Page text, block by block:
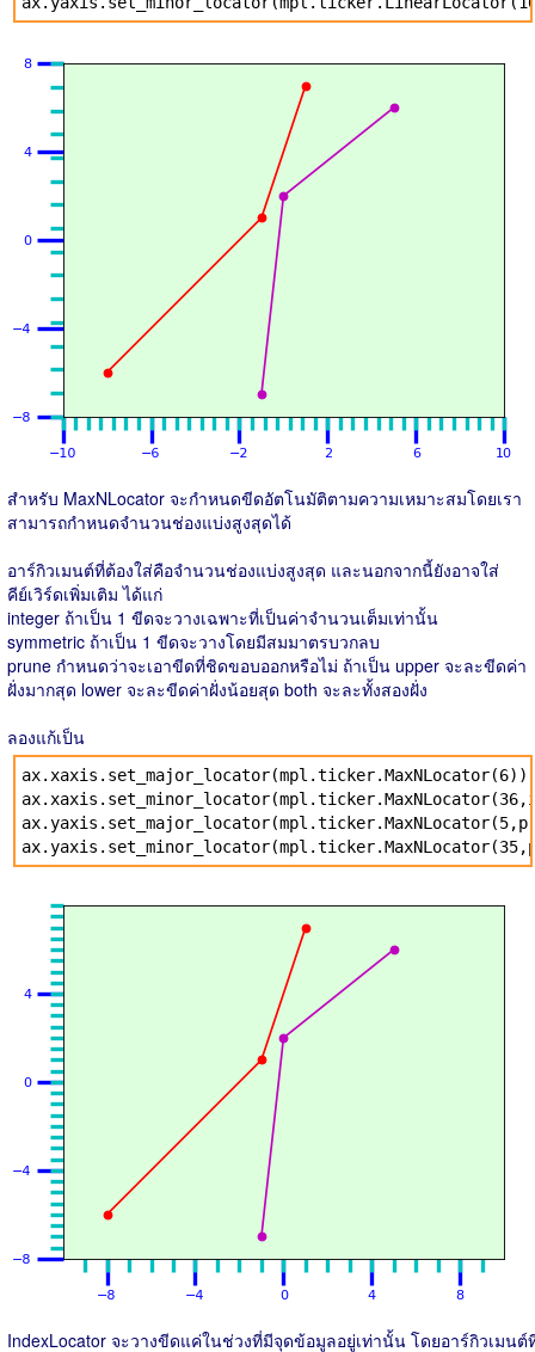
สำหรับ MaxNLocator จะกำหนดขีดอัตโนมัติตามความเหมาะสมโดยเรา
สามารถกำหนดจำนวนช่องแบ่งสูงสุดได้
อาร์กิวเมนต์ที่ต้องใส่คือจำนวนช่องแบ่งสูงสุด และนอกจากนี้ยังอาจใส่
คีย์เวิร์ดเพิ่มเติม ได้แก่
integer ถ้าเป็น 1 ขีดจะวางเฉพาะที่เป็นค่าจำนวนเต็มเท่านั้น
symmetric ถ้าเป็น 1 ขีดจะวางโดยมีสมมาตรบวกลบ
prune กำหนดว่าจะเอาขีดที่ชิดขอบออกหรือไม่ ถ้าเป็น upper จะละขีดค่า
ฝั่งมากสุด lower จะละขีดค่าฝั่งน้อยสุด both จะละทั้งสองฝั่ง
ลองแก้เป็น
ax.xaxis.set_major_locator(mpl.ticker.MaxNLocator(6))
IndexLocator จะวางขีดแค่ในช่วงที่มีจุดข้อมูลอยู่เท่านั้น โดยอาร์กิวเมนต์